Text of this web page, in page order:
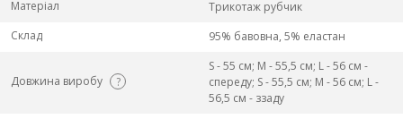
Матеріал
Трикотаж рубчик
Склад
95% бавовна, 5% еластан
Довжина виробу ?
S - 55 см; M - 55,5 см; L - 56 см -
спереду; S - 55,5 см; M - 56 см; L -
56,5 см - ззаду